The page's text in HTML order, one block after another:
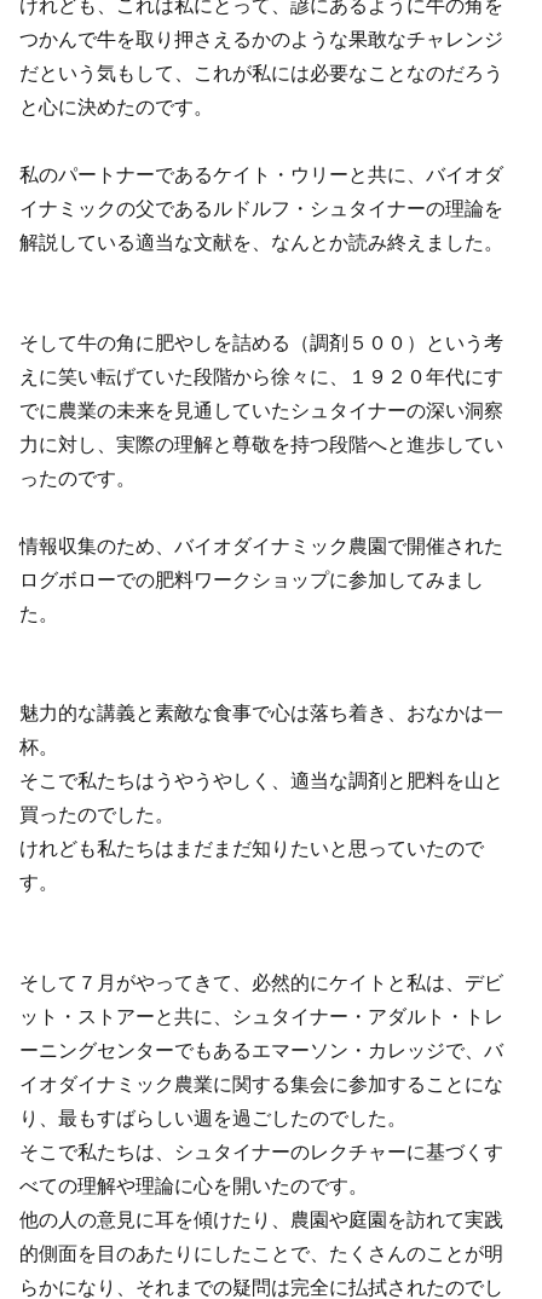
けれども、これは私にとって、諺にあるように牛の角を
つかんで牛を取り押さえるかのような果敢なチャレンジ
だという気もして、これが私には必要なことなのだろう
と心に決めたのです。
私のパートナーであるケイト・ウリーと共に、バイオダ
イナミックの父であるルドルフ・シュタイナーの理論を
解説している適当な文献を、なんとか読み終えました。
そして牛の角に肥やしを詰める（調剤５００）という考
えに笑い転げていた段階から徐々に、１９２０年代にす
でに農業の未来を見通していたシュタイナーの深い洞察
力に対し、実際の理解と尊敬を持つ段階へと進歩してい
ったのです。
情報収集のため、バイオダイナミック農園で開催された
ログボローでの肥料ワークショップに参加してみまし
た。
魅力的な講義と素敵な食事で心は落ち着き、おなかは一
杯。
そこで私たちはうやうやしく、適当な調剤と肥料を山と
買ったのでした。
けれども私たちはまだまだ知りたいと思っていたので
す。
そして７月がやってきて、必然的にケイトと私は、デビ
ット・ストアーと共に、シュタイナー・アダルト・トレ
ーニングセンターでもあるエマーソン・カレッジで、バ
イオダイナミック農業に関する集会に参加することにな
り、最もすばらしい週を過ごしたのでした。
そこで私たちは、シュタイナーのレクチャーに基づくす
べての理解や理論に心を開いたのです。
他の人の意見に耳を傾けたり、農園や庭園を訪れて実践
的側面を目のあたりにしたことで、たくさんのことが明
らかになり、それまでの疑問は完全に払拭されたのでし